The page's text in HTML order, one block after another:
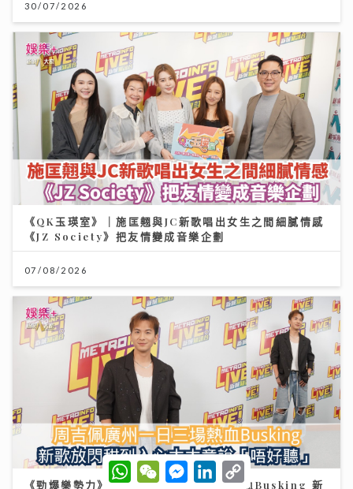
30/07/2026
《QK玉瑛室》｜施匡翹與JC新歌唱出女生之間細膩情感
《JZ Society》把友情變成音樂企劃
07/08/2026
《勁爆樂勢力》｜周吉佩廣州一日三場熱血Busking 新
W
h
W
e
M
e
L
C
o